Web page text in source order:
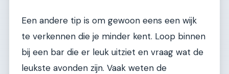
Een andere tip is om gewoon eens een wijk
te verkennen die je minder kent. Loop binnen
bij een bar die er leuk uitziet en vraag wat de
leukste avonden zijn. Vaak weten de